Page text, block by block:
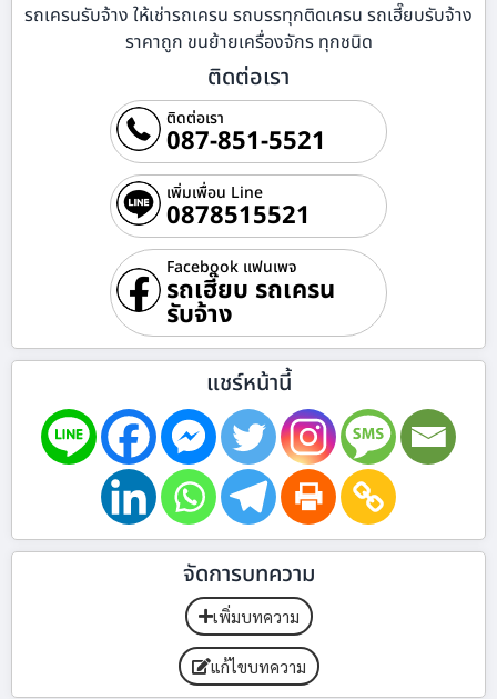
รถเครนรับจ้าง ให้เช่ารถเครน รถบรรทุกติดเครน รถเฮี๊ยบรับจ้าง
ราคาถูก ขนย้ายเครื่องจักร ทุกชนิด
ติดต่อเรา
ติดต่อเรา
087-851-5521
เพิ่มเพื่อน Line
0878515521
Facebook แฟนเพจ
รถเฮี๊ยบ รถเครน
รับจ้าง
แชร์หน้านี้
จัดการบทความ
เพิ่มบทความ
แก้ไขบทความ